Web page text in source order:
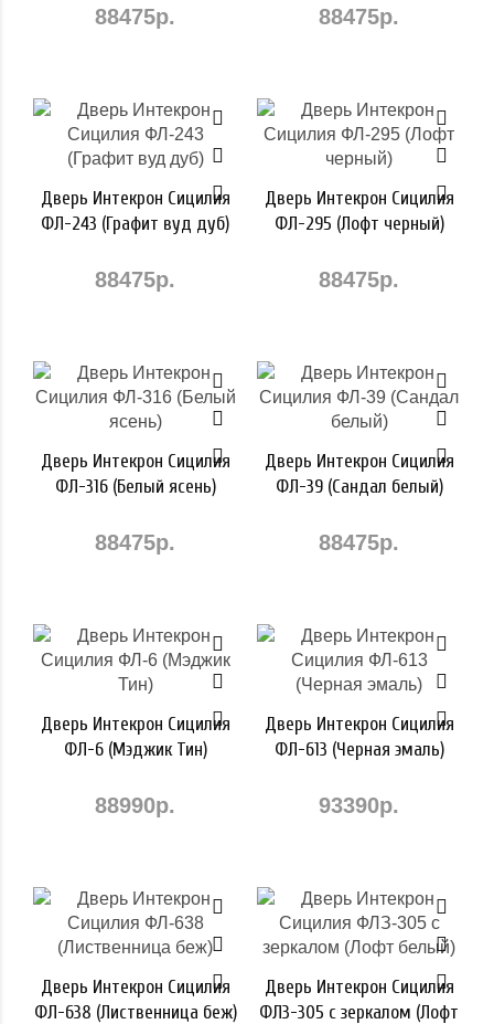
88475р. 88475р.
Дверь Интекрон Сицилия
ФЛ-243 (Графит вуд дуб)
88475р.
Дверь Интекрон Сицилия
ФЛ-295 (Лофт черный)
88475р.
Дверь Интекрон Сицилия
ФЛ-316 (Белый ясень)
88475р.
Дверь Интекрон Сицилия
ФЛ-39 (Сандал белый)
88475р.
Дверь Интекрон Сицилия
ФЛ-6 (Мэджик Тин)
88990р.
Дверь Интекрон Сицилия
ФЛ-613 (Черная эмаль)
93390р.
Дверь Интекрон Сицилия
ФЛ-638 (Лиственница беж)
Дверь Интекрон Сицилия
ФЛЗ-305 с зеркалом (Лофт